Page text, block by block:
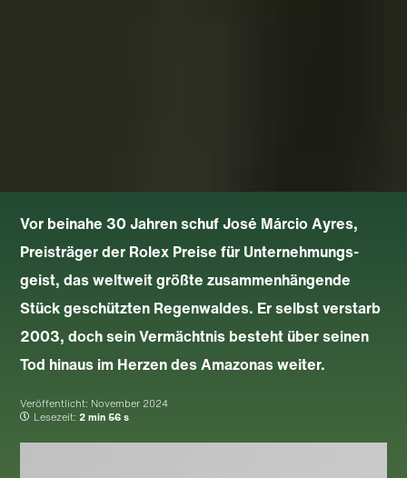
Vor beinahe 30 Jahren schuf José Márcio Ayres,
Preisträger der Rolex Preise für Unternehmungs­
geist, das weltweit größte zusammen­hängende
Stück geschützten Regenwaldes. Er selbst verstarb
2003, doch sein Vermächtnis besteht über seinen
Tod hinaus im Herzen des Amazonas weiter.
Veröffentlicht: November 2024
Lesezeit: 2 min 56 s